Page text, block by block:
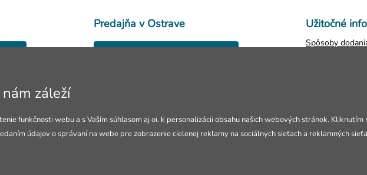
Predajňa v Ostrave Užitočné
Spôsoby
Kontakty
záleží
funkčnosti webu a s Vaším súhlasom aj oi. k personalizácii obsahu našich webových stránok. Kliknutím
údajov o správaní na webe pre zobrazenie cielenej reklamy na sociálnych sieťach a reklamných